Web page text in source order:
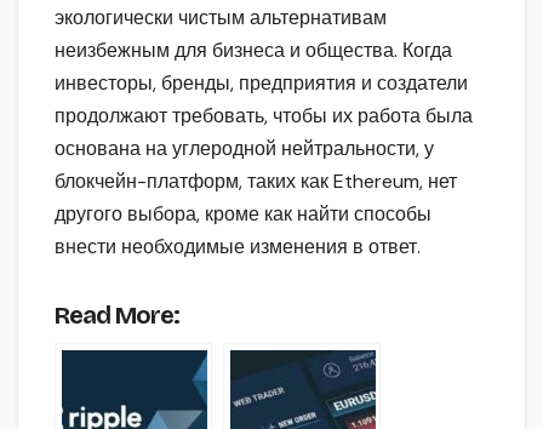
экологически чистым альтернативам
неизбежным для бизнеса и общества. Когда
инвесторы, бренды, предприятия и создатели
продолжают требовать, чтобы их работа была
основана на углеродной нейтральности, у
блокчейн-платформ, таких как Ethereum, нет
другого выбора, кроме как найти способы
внести необходимые изменения в ответ.
Read More: